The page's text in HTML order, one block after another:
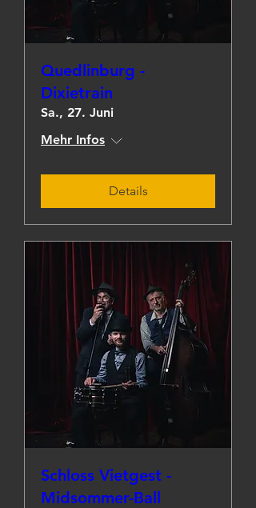
Quedlinburg -
Dixietrain
Sa., 27. Juni
Mehr Infos
Details
Schloss Vietgest -
Midsommer-Ball